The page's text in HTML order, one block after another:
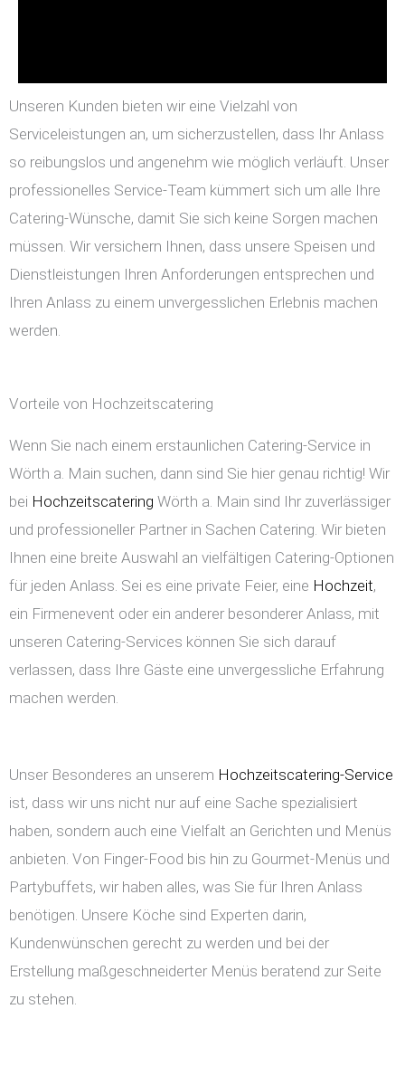
Unseren Kunden bieten wir eine Vielzahl von
Serviceleistungen an, um sicherzustellen, dass Ihr Anlass
so reibungslos und angenehm wie möglich verläuft. Unser
professionelles Service-Team kümmert sich um alle Ihre
Catering-Wünsche, damit Sie sich keine Sorgen machen
müssen. Wir versichern Ihnen, dass unsere Speisen und
Dienstleistungen Ihren Anforderungen entsprechen und
Ihren Anlass zu einem unvergesslichen Erlebnis machen
werden.
Vorteile von Hochzeitscatering
Wenn Sie nach einem erstaunlichen Catering-Service in
Wörth a. Main suchen, dann sind Sie hier genau richtig! Wir
bei Hochzeitscatering Wörth a. Main sind Ihr zuverlässiger
und professioneller Partner in Sachen Catering. Wir bieten
Ihnen eine breite Auswahl an vielfältigen Catering-Optionen
für jeden Anlass. Sei es eine private Feier, eine Hochzeit,
ein Firmenevent oder ein anderer besonderer Anlass, mit
unseren Catering-Services können Sie sich darauf
verlassen, dass Ihre Gäste eine unvergessliche Erfahrung
machen werden.
Unser Besonderes an unserem Hochzeitscatering-Service
ist, dass wir uns nicht nur auf eine Sache spezialisiert
haben, sondern auch eine Vielfalt an Gerichten und Menüs
anbieten. Von Finger-Food bis hin zu Gourmet-Menüs und
Partybuffets, wir haben alles, was Sie für Ihren Anlass
benötigen. Unsere Köche sind Experten darin,
Kundenwünschen gerecht zu werden und bei der
Erstellung maßgeschneiderter Menüs beratend zur Seite
zu stehen.